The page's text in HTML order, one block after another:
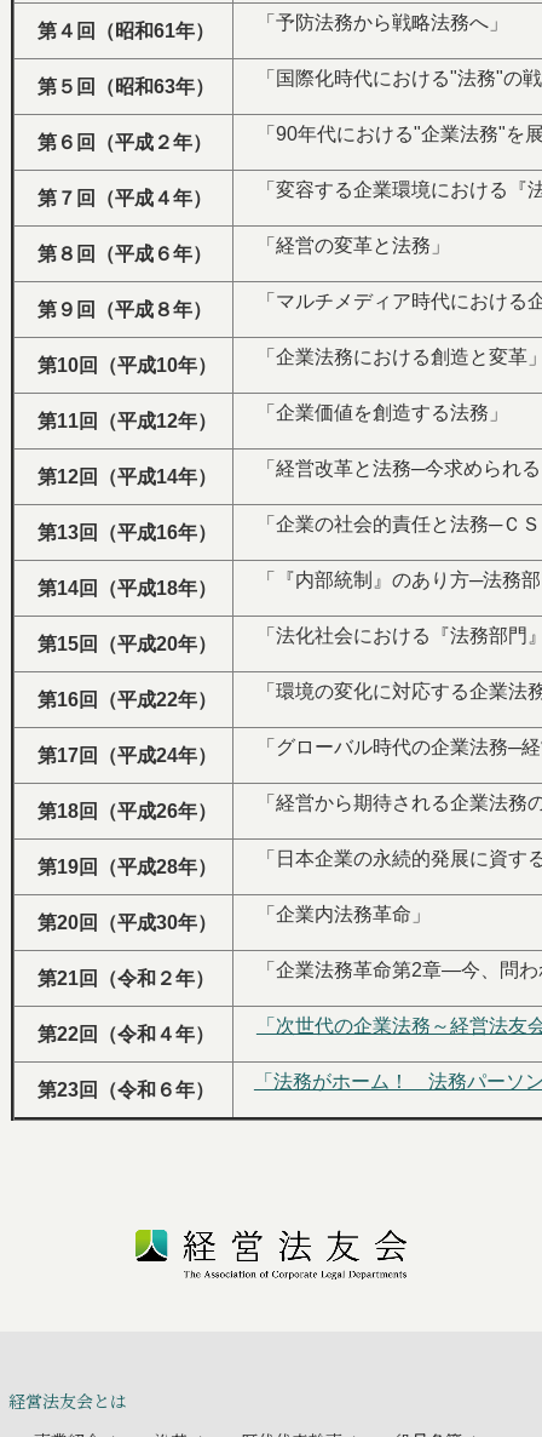
第４回（昭和61年） 「予防法務から戦略法務へ」
第５回（昭和63年） 「国際化時代における"法務"の
第６回（平成２年） 「90年代における"企業法務"を
第７回（平成４年） 「変容する企業環境における『
第８回（平成６年） 「経営の変革と法務」
第９回（平成８年） 「マルチメディア時代における
第10回（平成10年） 「企業法務における創造と変革
第11回（平成12年） 「企業価値を創造する法務」
第12回（平成14年） 「経営改革と法務─今求められ
第13回（平成16年） 「企業の社会的責任と法務─Ｃ
第14回（平成18年） 「『内部統制』のあり方─法務
第15回（平成20年） 「法化社会における『法務部門
第16回（平成22年） 「環境の変化に対応する企業法
第17回（平成24年） 「グローバル時代の企業法務─
第18回（平成26年） 「経営から期待される企業法務
第19回（平成28年） 「日本企業の永続的発展に資す
第20回（平成30年） 「企業内法務革命」
第21回（令和２年） 「企業法務革命第2章―今、問
第22回（令和４年） 「次世代の企業法務～経営法友
第23回（令和６年） 「法務がホーム！ 法務パーソ
経営法友会とは